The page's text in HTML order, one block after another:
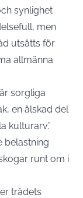
synlighet
men
utsätts för
allmänna
sorgliga
en älskad del
kulturarv.”
belastning
runt om i
trädets